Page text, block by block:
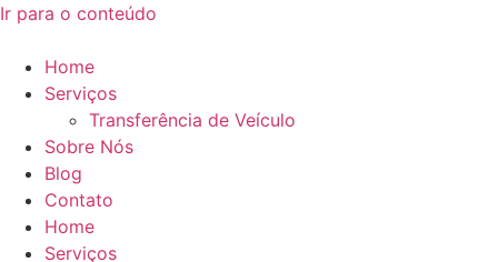
Ir para o conteúdo
Home
Serviços
Transferência de Veículo
Sobre Nós
Blog
Contato
Home
Serviços